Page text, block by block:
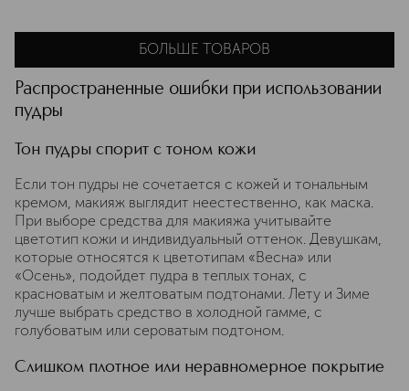
БОЛЬШЕ ТОВАРОВ
Распространенные ошибки при использовании
пудры
Тон пудры спорит с тоном кожи
Если тон пудры не сочетается с кожей и тональным
кремом, макияж выглядит неестественно, как маска.
При выборе средства для макияжа учитывайте
цветотип кожи и индивидуальный оттенок. Девушкам,
которые относятся к цветотипам «Весна» или
«Осень», подойдет пудра в теплых тонах, с
красноватым и желтоватым подтонами. Лету и Зиме
лучше выбрать средство в холодной гамме, с
голубоватым или сероватым подтоном.
Слишком плотное или неравномерное покрытие